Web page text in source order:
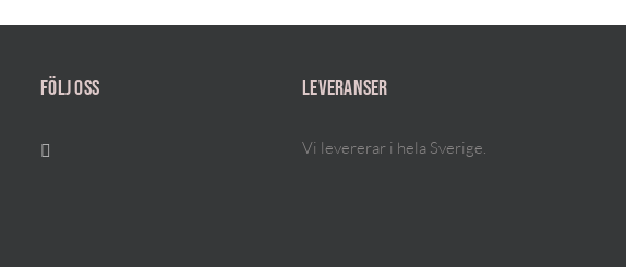
FÖLJ OSS LEVERANSER
Vi levererar i hela Sverige.